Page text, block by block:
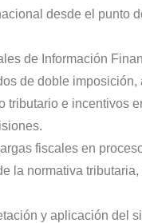
desde el punto
de Información
de doble
tributario e incentivos
fiscales en
la normativa
y aplicación del